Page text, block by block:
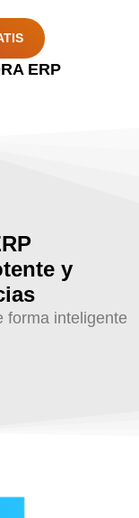
ERP
y
forma inteligente